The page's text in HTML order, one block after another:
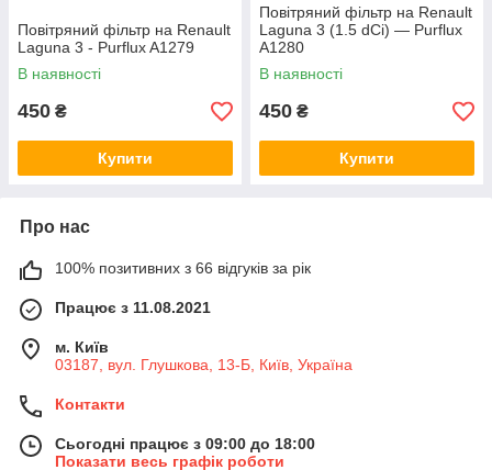
Повітряний фільтр на Renault
Laguna 3 - Purflux A1279
В наявності
450 ₴
Купити
Повітряний фільтр на Renault
Laguna 3 (1.5 dCi) — Purflux
A1280
В наявності
450 ₴
Купити
Про нас
100% позитивних з 66 відгуків за рік
Працює з 11.08.2021
м. Київ
03187, вул. Глушкова, 13-Б, Київ, Україна
Контакти
Сьогодні працює з 09:00 до 18:00
Показати весь графік роботи